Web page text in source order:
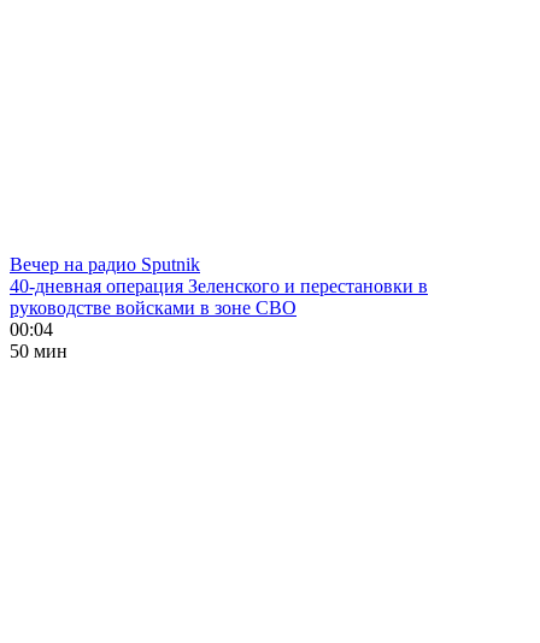
Вечер на радио Sputnik
40-дневная операция Зеленского и перестановки в
руководстве войсками в зоне СВО
00:04
50 мин